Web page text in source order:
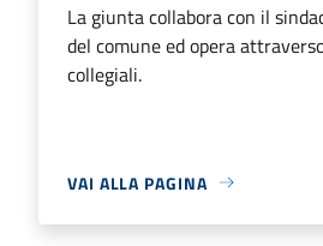
La giunta collabora con il
del comune ed opera
collegiali.
VAI ALLA PAGINA